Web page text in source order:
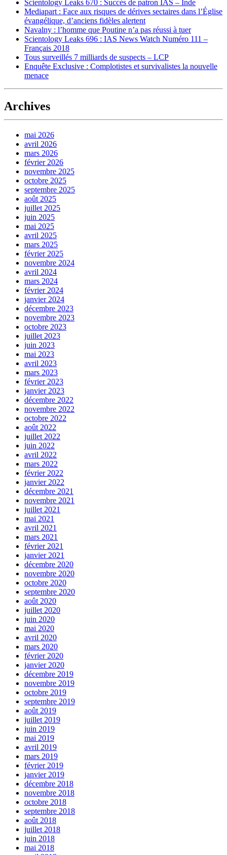
Scientology Leaks 670 : Succès de patron IAS – Inde
Mediapart : Face aux risques de dérives sectaires dans l’Église
évangélique, d’anciens fidèles alertent
Navalny : l’homme que Poutine n’a pas réussi à tuer
Scientology Leaks 696 : IAS News Watch Numéro 111 –
Français 2018
Tous surveillés 7 milliards de suspects – LCP
Enquête Exclusive : Complotistes et survivalistes la nouvelle
menace
Archives
mai 2026
avril 2026
mars 2026
février 2026
novembre 2025
octobre 2025
septembre 2025
août 2025
juillet 2025
juin 2025
mai 2025
avril 2025
mars 2025
février 2025
novembre 2024
avril 2024
mars 2024
février 2024
janvier 2024
décembre 2023
novembre 2023
octobre 2023
juillet 2023
juin 2023
mai 2023
avril 2023
mars 2023
février 2023
janvier 2023
décembre 2022
novembre 2022
octobre 2022
août 2022
juillet 2022
juin 2022
avril 2022
mars 2022
février 2022
janvier 2022
décembre 2021
novembre 2021
juillet 2021
mai 2021
avril 2021
mars 2021
février 2021
janvier 2021
décembre 2020
novembre 2020
octobre 2020
septembre 2020
août 2020
juillet 2020
juin 2020
mai 2020
avril 2020
mars 2020
février 2020
janvier 2020
décembre 2019
novembre 2019
octobre 2019
septembre 2019
août 2019
juillet 2019
juin 2019
mai 2019
avril 2019
mars 2019
février 2019
janvier 2019
décembre 2018
novembre 2018
octobre 2018
septembre 2018
août 2018
juillet 2018
juin 2018
mai 2018